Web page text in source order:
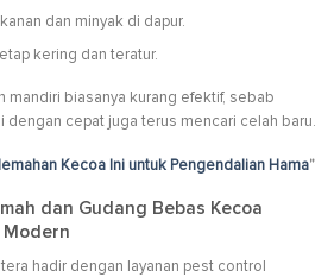
dan minyak di dapur.
kering dan teratur.
mandiri biasanya kurang efektif, sebab
dengan cepat juga terus mencari celah baru.
Kecoa Ini untuk Pengendalian Hama”
dan Gudang Bebas Kecoa
hadir dengan layanan pest control